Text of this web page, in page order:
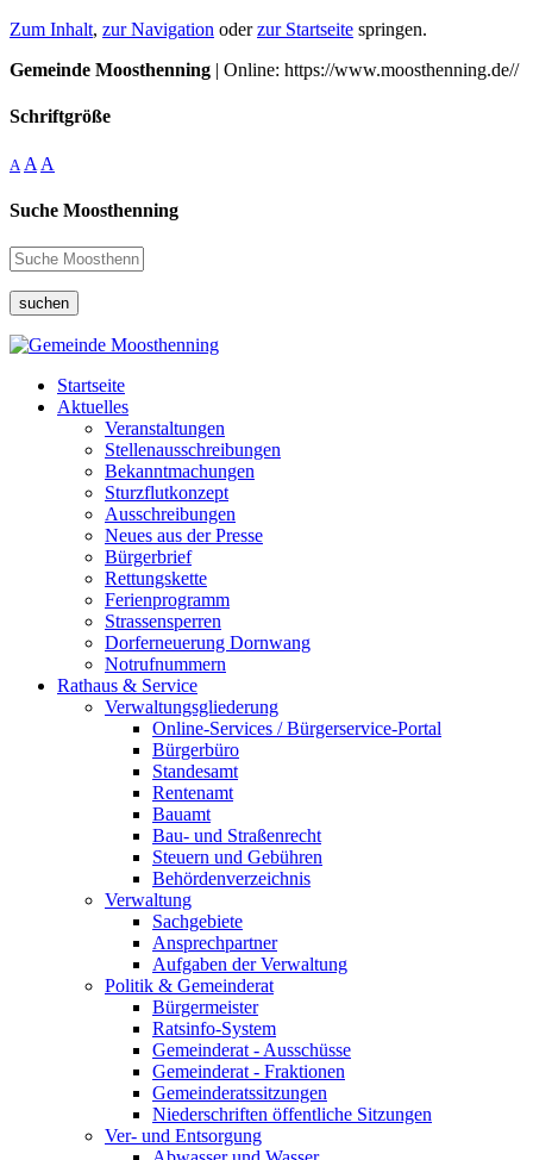
Zum Inhalt, zur Navigation oderzur Startseite springen.
Gemeinde Moosthenning | Online: https://www.moosthenning.de//
Schriftgröße
A A A
Suche Moosthenning
suchen
Startseite
Aktuelles
Veranstaltungen
Stellenausschreibungen
Bekanntmachungen
Sturzflutkonzept
Ausschreibungen
Neues aus der Presse
Bürgerbrief
Rettungskette
Ferienprogramm
Strassensperren
Dorferneuerung Dornwang
Notrufnummern
Rathaus & Service
Verwaltungsgliederung
Online-Services / Bürgerservice-Portal
Bürgerbüro
Standesamt
Rentenamt
Bauamt
Bau- und Straßenrecht
Steuern und Gebühren
Behördenverzeichnis
Verwaltung
Sachgebiete
Ansprechpartner
Aufgaben der Verwaltung
Politik & Gemeinderat
Bürgermeister
Ratsinfo-System
Gemeinderat - Ausschüsse
Gemeinderat - Fraktionen
Gemeinderatssitzungen
Niederschriften öffentliche Sitzungen
Ver- und Entsorgung